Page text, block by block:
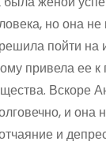
но она
пойти на
привела ее
Вскоре
и она
и